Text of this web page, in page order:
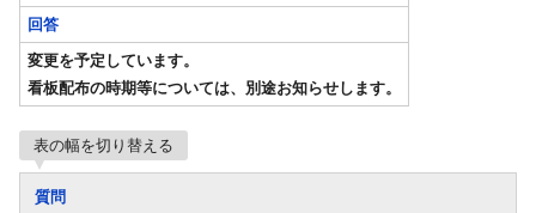
回答
変更を予定しています。
看板配布の時期等については、別途お知らせします。
表の幅を切り替える
質問